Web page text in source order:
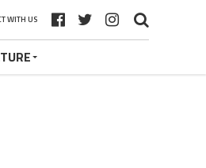
WITH US